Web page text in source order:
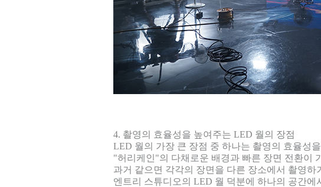
4. 촬영의 효율성을 높여주는 LED 월의 장점
LED 월의 가장 큰 장점 중 하나는 촬영의 효율성
"허리케인"의 다채로운 배경과 빠른 장면 전환이
과거 같으면 각각의 장면을 다른 장소에서 촬영
엔트리 스튜디오의 LED 월 덕분에 하나의 공간에